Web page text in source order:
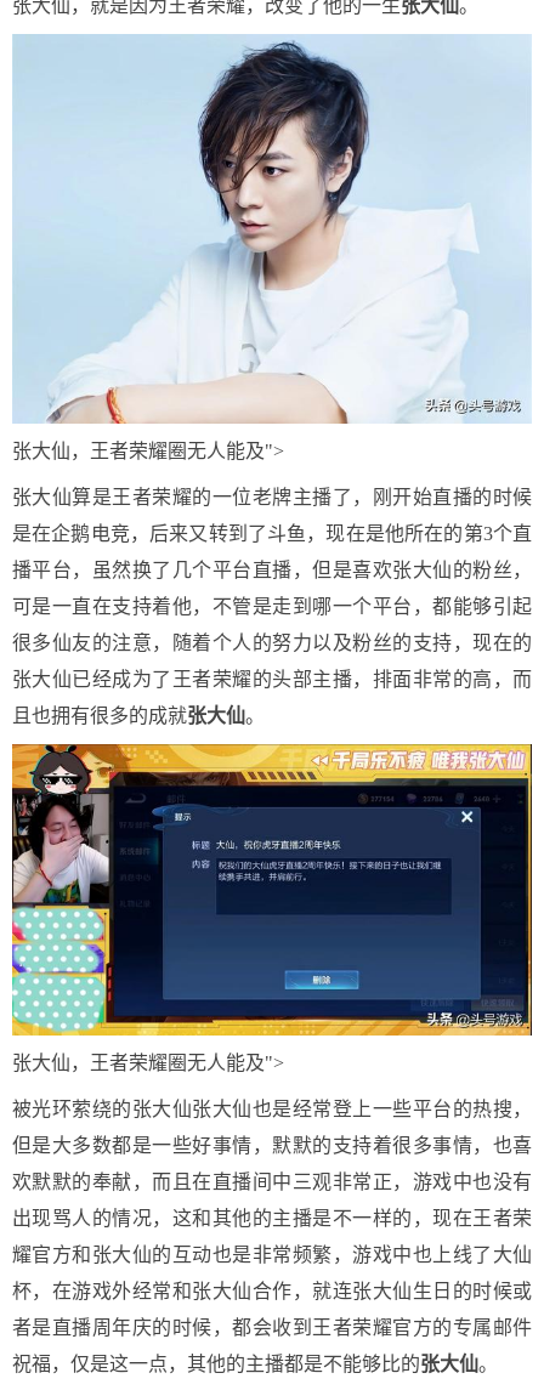
张大仙，就是因为王者荣耀，改变了他的一生张大仙。
张大仙，王者荣耀圈无人能及">
张大仙算是王者荣耀的一位老牌主播了，刚开始直播的时候
是在企鹅电竞，后来又转到了斗鱼，现在是他所在的第3个直
播平台，虽然换了几个平台直播，但是喜欢张大仙的粉丝，
可是一直在支持着他，不管是走到哪一个平台，都能够引起
很多仙友的注意，随着个人的努力以及粉丝的支持，现在的
张大仙已经成为了王者荣耀的头部主播，排面非常的高，而
且也拥有很多的成就张大仙。
张大仙，王者荣耀圈无人能及">
被光环萦绕的张大仙张大仙也是经常登上一些平台的热搜，
但是大多数都是一些好事情，默默的支持着很多事情，也喜
欢默默的奉献，而且在直播间中三观非常正，游戏中也没有
出现骂人的情况，这和其他的主播是不一样的，现在王者荣
耀官方和张大仙的互动也是非常频繁，游戏中也上线了大仙
杯，在游戏外经常和张大仙合作，就连张大仙生日的时候或
者是直播周年庆的时候，都会收到王者荣耀官方的专属邮件
祝福，仅是这一点，其他的主播都是不能够比的张大仙。